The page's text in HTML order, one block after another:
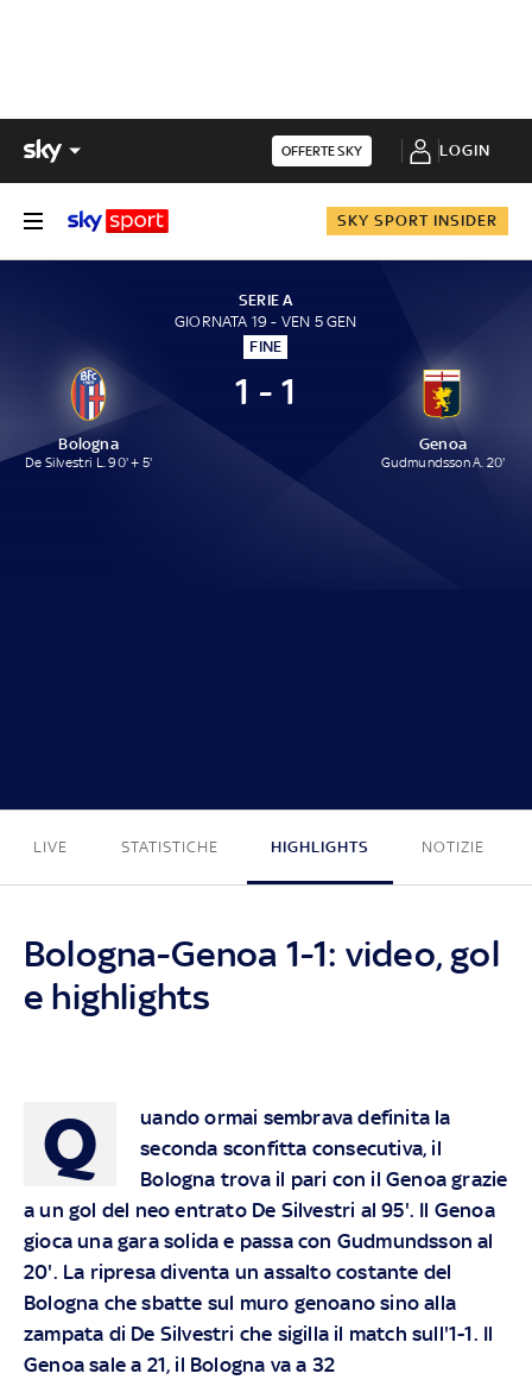
OFFERTE SKY LOGIN
SKY SPORT INSIDER
SERIE A
GIORNATA 19 - VEN 5 GEN
FINE
Bologna
De Silvestri L. 90' + 5'
1 - 1
Genoa
Gudmundsson A. 20'
LIVE STATISTICHE HIGHLIGHTS NOTIZIE
Bologna-Genoa 1-1: video, gol
e highlights
Q
uando ormai sembrava definita la
seconda sconfitta consecutiva, il
Bologna trova il pari con il Genoa grazie
a un gol del neo entrato De Silvestri al 95'. Il Genoa
gioca una gara solida e passa con Gudmundsson al
20'. La ripresa diventa un assalto costante del
Bologna che sbatte sul muro genoano sino alla
zampata di De Silvestri che sigilla il match sull'1-1. Il
Genoa sale a 21, il Bologna va a 32